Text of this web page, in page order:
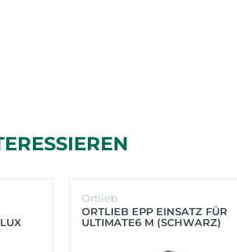
Ortlieb
ORTLIEB EPP EINSATZ FÜR
ULTIMATE6 M (SCHWARZ)